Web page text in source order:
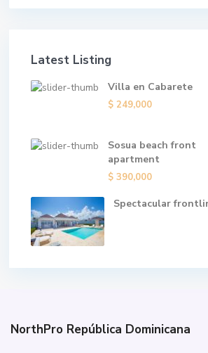
Latest Listing
Villa en Cabarete
$ 249,000
Sosua beach front
apartment
$ 390,000
Spectacular
NorthPro República Dominicana